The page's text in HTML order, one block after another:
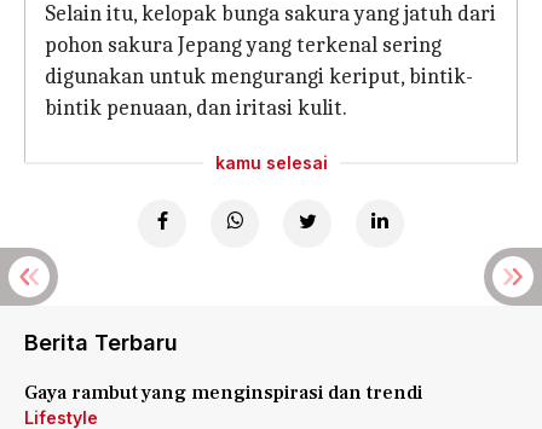
Selain itu, kelopak bunga sakura yang jatuh dari
pohon sakura Jepang yang terkenal sering
digunakan untuk mengurangi keriput, bintik-
bintik penuaan, dan iritasi kulit.
kamu selesai
Berita Terbaru
Gaya rambut yang menginspirasi dan trendi
Lifestyle